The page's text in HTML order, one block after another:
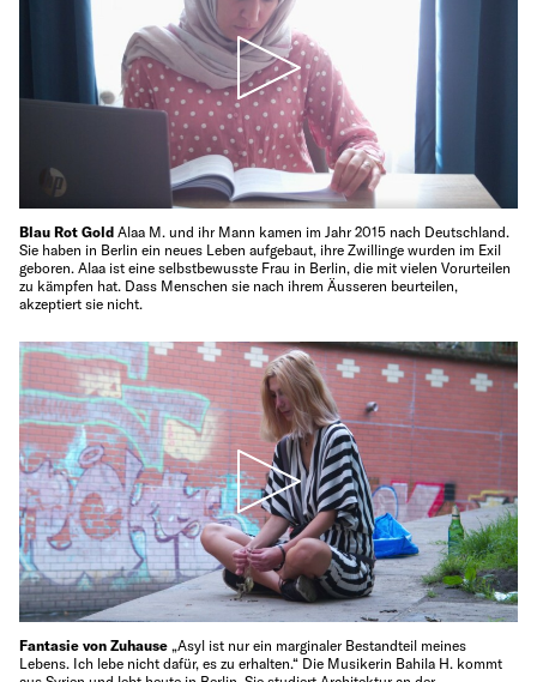
Blau Rot Gold Alaa M. und ihr Mann kamen im Jahr 2015 nach Deutschland.
Sie haben in Berlin ein neues Leben aufgebaut, ihre Zwillinge wurden im Exil
geboren. Alaa ist eine selbstbewusste Frau in Berlin, die mit vielen Vorurteilen
zu kämpfen hat. Dass Menschen sie nach ihrem Äusseren beurteilen,
akzeptiert sie nicht.
Fantasie von Zuhause „Asyl ist nur ein marginaler Bestandteil meines
Lebens. Ich lebe nicht dafür, es zu erhalten.“ Die Musikerin Bahila H. kommt